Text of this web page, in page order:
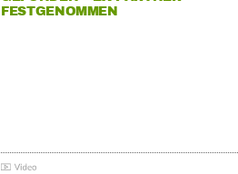
FESTGENOMMEN